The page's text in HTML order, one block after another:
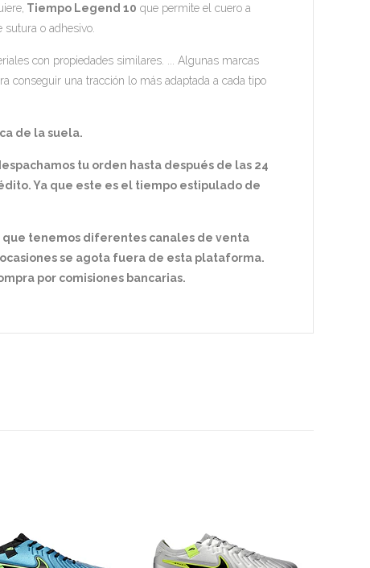
Tiempo Legend 10 que permite el cuero a
o adhesivo.
con propiedades similares. ... Algunas marcas
conseguir una tracción lo más adaptada a cada tipo
de la suela.
tu orden hasta después de las 24
Ya que este es el tiempo estipulado de
que tenemos diferentes canales de venta
se agota fuera de esta plataforma.
por comisiones bancarias.